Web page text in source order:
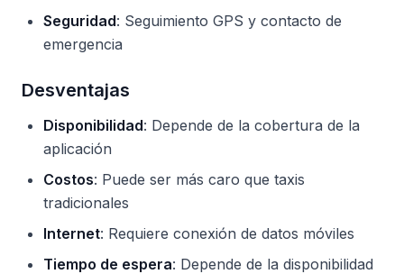
Seguridad: Seguimiento GPS y contacto de
emergencia
Desventajas
Disponibilidad: Depende de la cobertura de la
aplicación
Costos: Puede ser más caro que taxis
tradicionales
Internet: Requiere conexión de datos móviles
Tiempo de espera: Depende de la disponibilidad